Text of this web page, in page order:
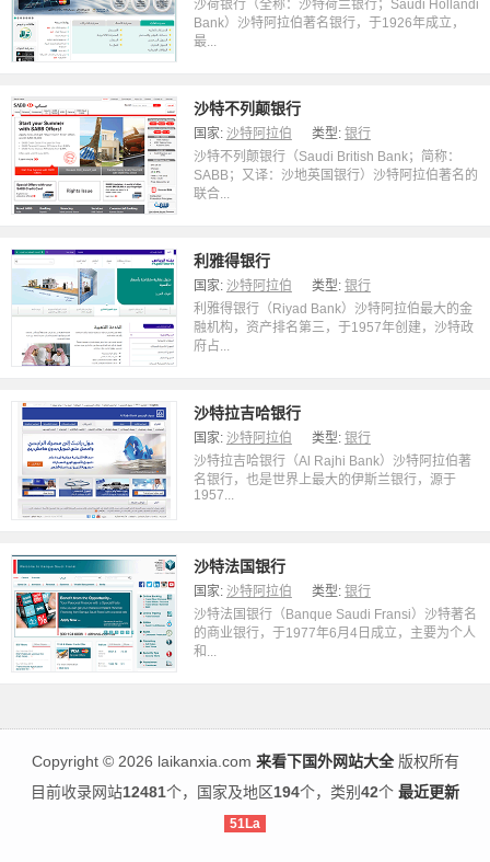
沙荷银行（全称：沙特荷兰银行；Saudi Hollandi
Bank）沙特阿拉伯著名银行，于1926年成立，
最...
沙特不列颠银行
国家: 沙特阿拉伯 类型: 银行
沙特不列颠银行（Saudi British Bank；简称：
SABB；又译：沙地英国银行）沙特阿拉伯著名的
联合...
利雅得银行
国家: 沙特阿拉伯 类型: 银行
利雅得银行（Riyad Bank）沙特阿拉伯最大的金
融机构，资产排名第三，于1957年创建，沙特政
府占...
沙特拉吉哈银行
国家: 沙特阿拉伯 类型: 银行
沙特拉吉哈银行（Al Rajhi Bank）沙特阿拉伯著
名银行，也是世界上最大的伊斯兰银行，源于
1957...
沙特法国银行
国家: 沙特阿拉伯 类型: 银行
沙特法国银行（Banque Saudi Fransi）沙特著名
的商业银行，于1977年6月4日成立，主要为个人
和...
Copyright ©2026 laikanxia.com 来看下国外网站大全版权所有
目前收录网站12481个，国家及地区194个，类别 42个 最近更新
51La